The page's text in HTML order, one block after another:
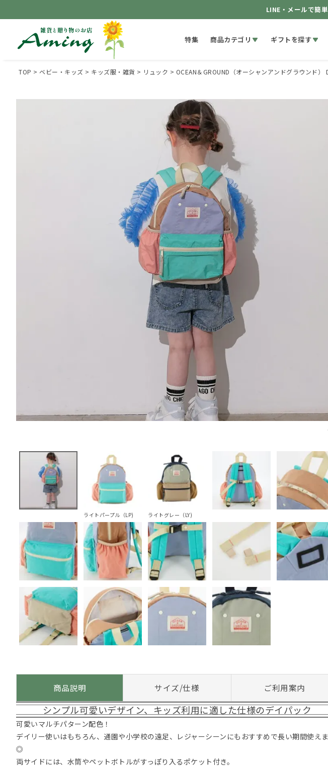
LINE・メールで簡
特集 商品カテゴリ ギフトを探す
TOP ベビー・キッズ キッズ服・雑貨 リュック OCEAN＆GROUND（オーシャンアンドグラウンド）
ライトパープル（LP) ライトグレー（LY)
商品説明 サイズ/仕様 ご利用案内
シンプル可愛いデザイン、キッズ利用に適した仕様のデイパック
可愛いマルチパターン配色！
デイリー使いはもちろん、通園や小学校の遠足、レジャーシーンにもおすすめで長い期間使え
◎
両サイドには、水筒やペットボトルがすっぽり入るポケット付き。